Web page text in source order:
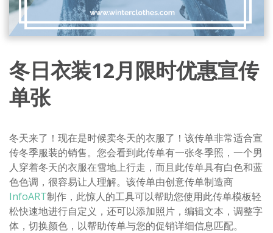
冬日衣装12月限时优惠宣传
单张
冬天来了！现在是时候卖冬天的衣服了！该传单非常适合宣
传冬季服装的销售。您会看到此传单有一张冬季照，一个男
人穿着冬天的衣服在雪地上行走，而且此传单具有白色和蓝
色色调，很容易让人理解。该传单由创意传单制造商
InfoART制作，此惊人的工具可以帮助您使用此传单模板轻
松快速地进行自定义，还可以添加照片，编辑文本，调整字
体，切换颜色，以帮助传单与您的促销详细信息匹配。